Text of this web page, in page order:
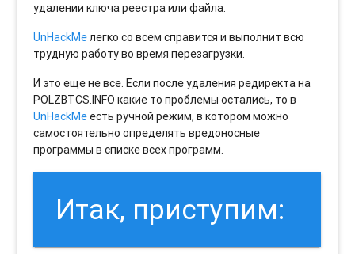
удалении ключа реестра или файла.
UnHackMeлегко со всем справится и выполнит всю
трудную работу во время перезагрузки.
И это еще не все. Если после удаления редиректа на
POLZBTCS.INFO какие то проблемы остались, то в
UnHackMeесть ручной режим, в котором можно
самостоятельно определять вредоносные
программы в списке всех программ.
Итак, приступим: